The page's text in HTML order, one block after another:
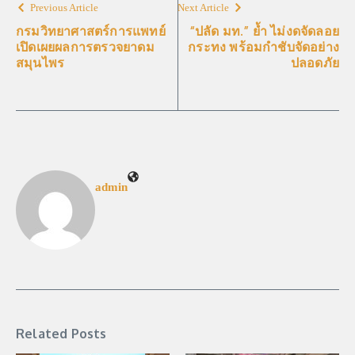
Previous Article
กรมวิทยาศาสตร์การแพทย์
เปิดเผยผลการตรวจยาดม
สมุนไพร
Next Article
“ปลัด มท.” ย้ำ ไม่งดจัดลอย
กระทง พร้อมกำชับจัดอย่าง
ปลอดภัย
admin
Related Posts